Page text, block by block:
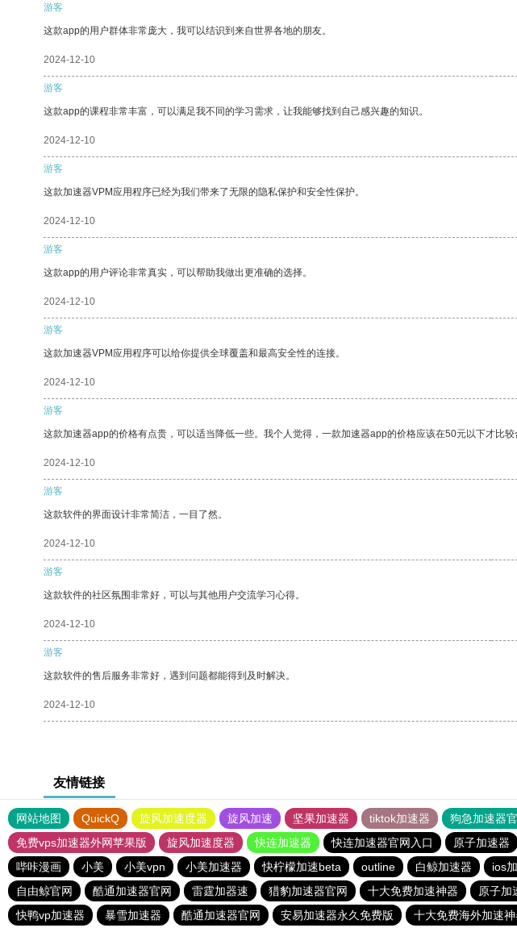
游客
这款app的用户群体非常庞大，我可以结识到来自世界各地的朋友。
2024-12-10
游客
这款app的课程非常丰富，可以满足我不同的学习需求，让我能够找到自己感兴趣的知识。
2024-12-10
游客
这款加速器VPM应用程序已经为我们带来了无限的隐私保护和安全性保护。
2024-12-10
游客
这款app的用户评论非常真实，可以帮助我做出更准确的选择。
2024-12-10
游客
这款加速器VPM应用程序可以给你提供全球覆盖和最高安全性的连接。
2024-12-10
游客
这款加速器app的价格有点贵，可以适当降低一些。我个人觉得，一款加速器app的价格应该在50元以下才比较
2024-12-10
游客
这款软件的界面设计非常简洁，一目了然。
2024-12-10
游客
这款软件的社区氛围非常好，可以与其他用户交流学习心得。
2024-12-10
游客
这款软件的售后服务非常好，遇到问题都能得到及时解决。
2024-12-10
友情链接
网站地图 QuickQ 旋风加速度器 旋风加速 坚果加速器 tiktok加速器 狗急加速器
免费vps加速器外网苹果版
旋风加速度器 快连加速器 快连加速器官网入口 原子加速器
哔咔漫画
小美 小美vpn 小美加速器 快柠檬加速beta outline 白鲸加速器 ios
自由鲸官网
酷通加速器官网 雷霆加器速 猎豹加速器官网 十大免费加速神器 原子加
快鸭vp加速器
暴雪加速器 酷通加速器官网 安易加速器永久免费版 十大免费海外加速神